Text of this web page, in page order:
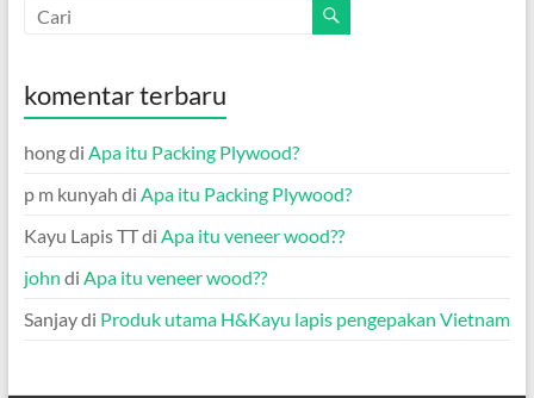
komentar terbaru
hongdi Apa itu Packing Plywood?
p m kunyah di Apa itu Packing Plywood?
Kayu Lapis TTdi Apa itu veneer wood??
john di Apa itu veneer wood??
Sanjaydi Produk utama H&Kayu lapis pengepakan Vietnam